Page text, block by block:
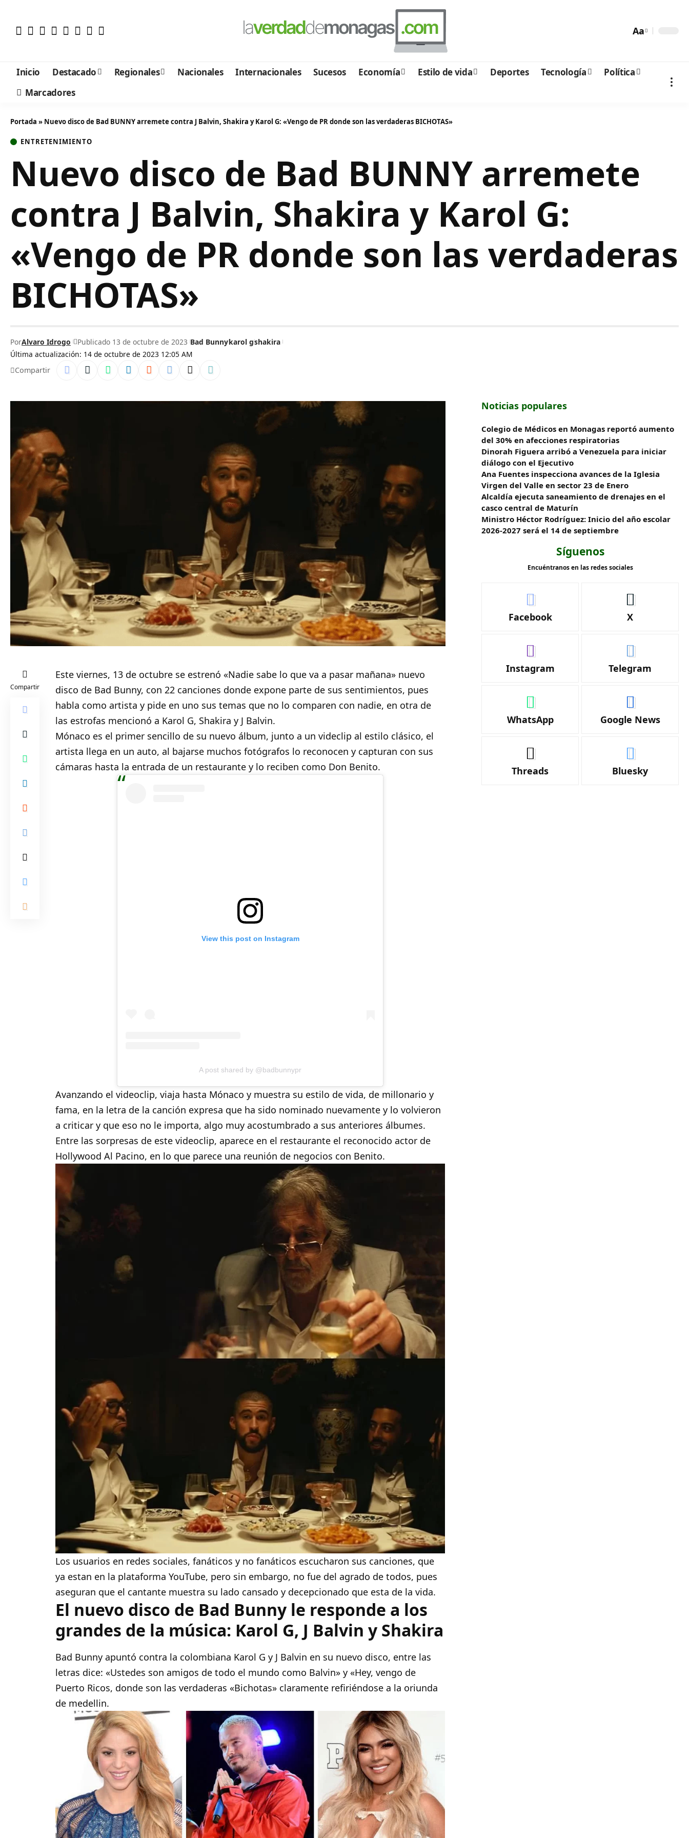
Aa
Inicio Destacado Regionales Nacionales Internacionales Sucesos Economía Estilo de vida Deportes Tecnología
Política
Marcadores
Portada » Nuevo disco de Bad BUNNY arremete contra J Balvin, Shakira y Karol G: «Vengo de PR donde son las verdaderas BICHOTAS»
ENTRETENIMIENTO
Nuevo disco de Bad BUNNY arremete
contra J Balvin, Shakira y Karol G:
«Vengo de PR donde son las verdaderas
BICHOTAS»
Última actualización: 14 de octubre de 2023 12:05 AM
PorAlvaro Idrogo Publicado 13 de octubre de 2023 Bad Bunnykarol gshakira
Compartir
Compartir
Este viernes, 13 de octubre se estrenó «Nadie sabe lo que va a pasar mañana» nuevo
disco de Bad Bunny, con 22 canciones donde expone parte de sus sentimientos, pues
habla como artista y pide en uno sus temas que no lo comparen con nadie, en otra de
las estrofas mencionó a Karol G, Shakira y J Balvin.
Mónaco es el primer sencillo de su nuevo álbum, junto a un videclip al estilo clásico, el
artista llega en un auto, al bajarse muchos fotógrafos lo reconocen y capturan con sus
cámaras hasta la entrada de un restaurante y lo reciben como Don Benito.
View this post on Instagram
A post shared by @badbunnypr
Avanzando el videoclip, viaja hasta Mónaco y muestra su estilo de vida, de millonario y
fama, en la letra de la canción expresa que ha sido nominado nuevamente y lo volvieron
a criticar y que eso no le importa, algo muy acostumbrado a sus anteriores álbumes.
Entre las sorpresas de este videoclip, aparece en el restaurante el reconocido actor de
Hollywood Al Pacino, en lo que parece una reunión de negocios con Benito.
Los usuarios en redes sociales, fanáticos y no fanáticos escucharon sus canciones, que
ya estan en la plataforma YouTube, pero sin embargo, no fue del agrado de todos, pues
aseguran que el cantante muestra su lado cansado y decepcionado que esta de la vida.
El nuevo disco de Bad Bunny le responde a los
grandes de la música: Karol G, J Balvin y Shakira
Bad Bunny apuntó contra la colombiana Karol G y J Balvin en su nuevo disco, entre las
letras dice: «Ustedes son amigos de todo el mundo como Balvin» y «Hey, vengo de
Puerto Ricos, donde son las verdaderas «Bichotas» claramente refiriéndose a la oriunda
de medellin.
Noticias populares
Colegio de Médicos en Monagas reportó aumento
del 30% en afecciones respiratorias
Dinorah Figuera arribó a Venezuela para iniciar
diálogo con el Ejecutivo
Ana Fuentes inspecciona avances de la Iglesia
Virgen del Valle en sector 23 de Enero
Alcaldía ejecuta saneamiento de drenajes en el
casco central de Maturín
Ministro Héctor Rodríguez: Inicio del año escolar
2026-2027 será el 14 de septiembre
Síguenos
Encuéntranos en las redes sociales
Facebook X
Instagram Telegram
WhatsApp Google News
Threads Bluesky